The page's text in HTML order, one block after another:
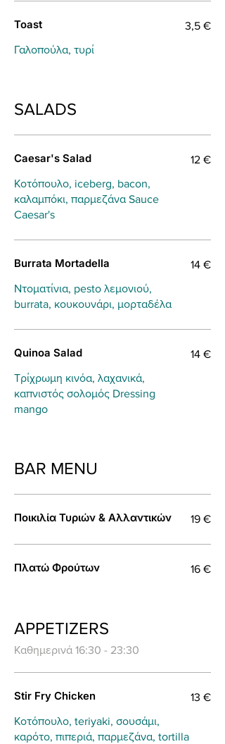
Toast
Γαλοπούλα, τυρί
3,5 €
SALADS
Caesar's Salad
Κοτόπουλο, iceberg, bacon,
καλαμπόκι, παρμεζάνα Sauce
Caesar's
12 €
Burrata Mortadella
Ντοματίνια, pesto λεμονιού,
burrata, κουκουνάρι, μορταδέλα
14 €
Quinoa Salad
Τρίχρωμη κινόα, λαχανικά,
καπνιστός σολομός Dressing
mango
14 €
BAR MENU
Ποικιλία Τυριών & Αλλαντικών 19 €
Πλατώ Φρούτων 16 €
APPETIZERS
Καθημερινά 16:30 - 23:30
Stir Fry Chicken
Κοτόπουλο, teriyaki, σουσάμι,
καρότο, πιπεριά, παρμεζάνα, tortilla
13 €